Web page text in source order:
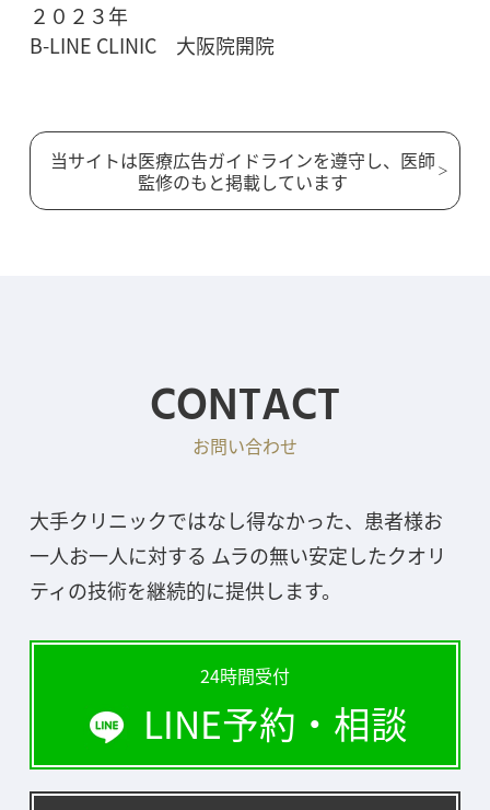
２０２３年
B-LINE CLINIC 大阪院開院
当サイトは医療広告ガイドラインを遵守し、医師
監修のもと掲載しています
CONTACT
お問い合わせ
大手クリニックではなし得なかった、患者様お
一人お一人に対する ムラの無い安定したクオリ
ティの技術を継続的に提供します。
24時間受付
LINE予約・相談